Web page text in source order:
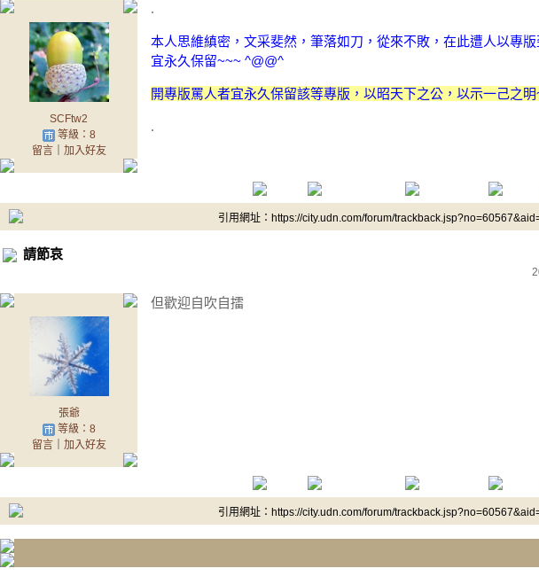
SCFtw2
等級：8
留言｜ 加入好友
.
本人思維縝密，文采斐然，筆落如刀，從來不敗，在此遭人以專
宜永久保留~~~ ^@@^
開專版罵人者宜永久保留該等專版，以昭天下之公，以示一己之
.
引用網址：https://city.udn.com/forum/
請節哀
張爺
等級：8
留言｜ 加入好友
但歡迎自吹自擂
引用網址：https://city.udn.com/forum/